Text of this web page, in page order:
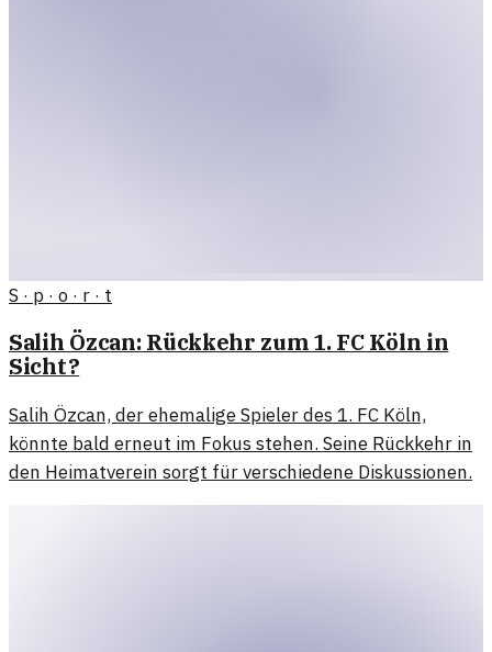
S · p · o · r · t
Salih Özcan: Rückkehr zum 1. FC Köln in
Sicht?
Salih Özcan, der ehemalige Spieler des 1. FC Köln,
könnte bald erneut im Fokus stehen. Seine Rückkehr in
den Heimatverein sorgt für verschiedene Diskussionen.